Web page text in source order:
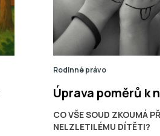
Rodinné právo
Úprava poměrů
CO VŠE SOUD ZKOUMÁ
NELZLETILÉMU DÍTĚTI?